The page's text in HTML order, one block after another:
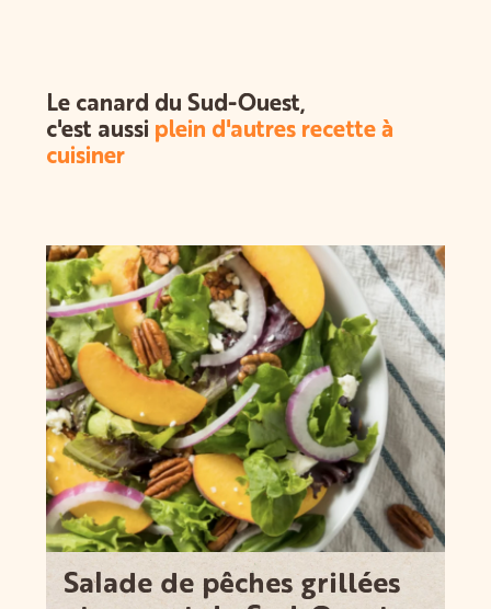
Le canard du Sud-Ouest,
c'est aussi plein d'autres recette à
cuisiner
Salade de pêches grillées